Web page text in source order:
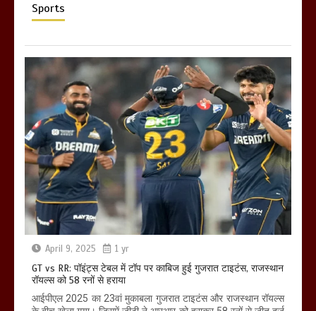
Sports
April 9, 2025 1 yr
GT vs RR: पॉइंट्स टेबल में टॉप पर काबिज हुई गुजरात टाइटंस, राजस्थान
रॉयल्स को 58 रनों से हराया
आईपीएल 2025 का 23वां मुकाबला गुजरात टाइटंस और राजस्थान रॉयल्स